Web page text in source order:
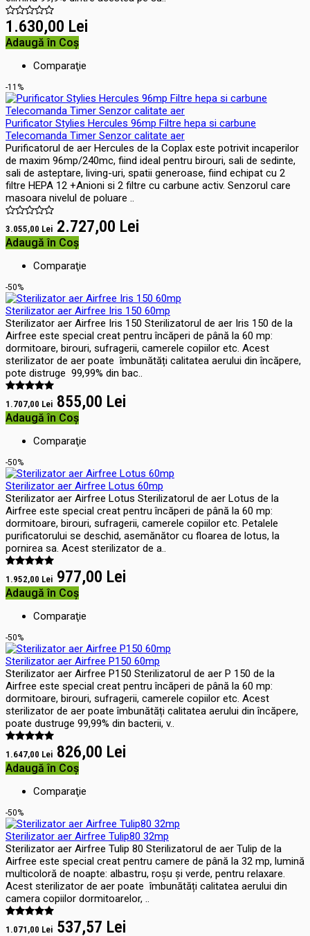
1.630,00 Lei
Adaugă în Coş
Comparaţie
-11%
Purificator Stylies Hercules 96mp Filtre hepa si carbune
Telecomanda Timer Senzor calitate aer
Purificatorul de aer Hercules de la Coplax este potrivit incaperilor
de maxim 96mp/240mc, fiind ideal pentru birouri, sali de sedinte,
sali de asteptare, living-uri, spatii generoase, fiind echipat cu 2
filtre HEPA 12 +Anioni si 2 filtre cu carbune activ. Senzorul care
masoara nivelul de poluare ..
3.055,00 Lei 2.727,00 Lei
Adaugă în Coş
Comparaţie
-50%
Sterilizator aer Airfree Iris 150 60mp
Sterilizator aer Airfree Iris 150 Sterilizatorul de aer Iris 150 de la
Airfree este special creat pentru încăperi de până la 60 mp:
dormitoare, birouri, sufragerii, camerele copiilor etc. Acest
sterilizator de aer poate îmbunătăți calitatea aerului din încăpere,
pote distruge 99,99% din bac..
1.707,00 Lei 855,00 Lei
Adaugă în Coş
Comparaţie
-50%
Sterilizator aer Airfree Lotus 60mp
Sterilizator aer Airfree Lotus Sterilizatorul de aer Lotus de la
Airfree este special creat pentru încăperi de până la 60 mp:
dormitoare, birouri, sufragerii, camerele copiilor etc. Petalele
purificatorului se deschid, asemănător cu floarea de lotus, la
pornirea sa. Acest sterilizator de a..
1.952,00 Lei 977,00 Lei
Adaugă în Coş
Comparaţie
-50%
Sterilizator aer Airfree P150 60mp
Sterilizator aer Airfree P150 Sterilizatorul de aer P 150 de la
Airfree este special creat pentru încăperi de până la 60 mp:
dormitoare, birouri, sufragerii, camerele copiilor etc. Acest
sterilizator de aer poate îmbunătăți calitatea aerului din încăpere,
poate dustruge 99,99% din bacterii, v..
1.647,00 Lei 826,00 Lei
Adaugă în Coş
Comparaţie
-50%
Sterilizator aer Airfree Tulip80 32mp
Sterilizator aer Airfree Tulip 80 Sterilizatorul de aer Tulip de la
Airfree este special creat pentru camere de până la 32 mp, lumină
multicoloră de noapte: albastru, roșu și verde, pentru relaxare.
Acest sterilizator de aer poate îmbunătăți calitatea aerului din
camera copiilor dormitoarelor, ..
1.071,00 Lei 537,57 Lei